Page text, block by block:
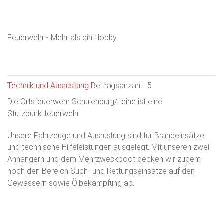
Feuerwehr - Mehr als ein Hobby
Technik und Ausrüstung Beitragsanzahl: 5
Die Ortsfeuerwehr Schulenburg/Leine ist eine
Stützpunktfeuerwehr.
Unsere Fahrzeuge und Ausrüstung sind für Brandeinsätze
und technische Hilfeleistungen ausgelegt. Mit unseren zwei
Anhängern und dem Mehrzweckboot decken wir zudem
noch den Bereich Such- und Rettungseinsätze auf den
Gewässern sowie Ölbekämpfung ab.